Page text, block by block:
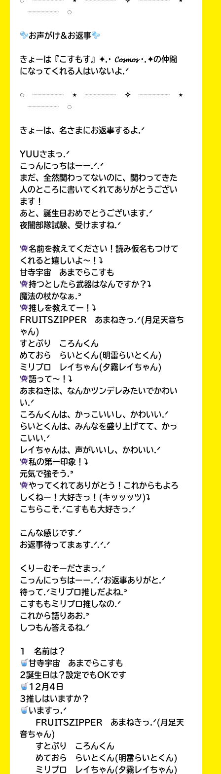
Loading
┈┈┈┈ ◌
お声がけ&お返事
きょーは『こすもす』✦.· 𝓒𝓸𝓼𝓶𝓸𝓼 ·.✦の仲間
になってくれる人はいないよ.ᐟ
◌ ┈┈┈┈ ⋆ ┈┈┈┈ ✧ ┈┈┈┈ ⋆
┈┈┈┈ ◌
きょーは、名さまにお返事するよ.ᐟ
YUUさまっ.ᐟ
こっんにっちはーー.ᐟ.ᐟ
まだ、全然関わってないのに、関わってきた
人のところに書いてくれてありがとうござい
ます！
あと、誕生日おめでとうございます.ᐟ
夜闇部隊試験、受けますね.ᐟ
名前を教えてください！読み仮名もつけて
くれると嬉しいよ〜！⤵︎
甘寺宇宙 あまでらこすも
持つとしたら武器はなんですか？⤵︎
魔法の杖かなぁ.ᐣ
推しを教えてー！⤵︎
FRUITSZIPPER あまねきっ.ᐟ(月足天音ち
ゃん)
すとぷり ころんくん
めておら らいとくん(明雷らいとくん)
ミリプロ レイちゃん(夕霧レイちゃん)
語って〜！⤵︎
あまねきは、なんかツンデレみたいでかわい
い.ᐟ
ころんくんは、かっこいいし、かわいい.ᐟ
らいとくんは、みんなを盛り上げてて、かっ
こいい.ᐟ
レイちゃんは、声がいいし、かわいい.ᐟ
私の第一印象！⤵︎
元気で強そう.ᐣ
やってくれてありがとう！これからもよろ
しくねー！大好きっ！(キッッッツ)⤵︎
こちらこそ.ᐟこすもも大好きっ.ᐟ
こんな感じです.ᐟ
お返事待ってまぁす.ᐟ.ᐟ.ᐟ
くりーむそーださまっ.ᐟ
こっんにっちはーー.ᐟ.ᐟお返事ありがと.ᐟ
待って.ᐟミリプロ推しだよね.ᐣ
こすももミリプロ推しなの.ᐟ
これから語りあお.ᐣ
しつもん答えるね.ᐟ
1 名前は？
甘寺宇宙 あまでらこすも
2誕生日は？設定でもOKです
12月4日
3推しはいますか？
いますっ.ᐟ
FRUITSZIPPER あまねきっ.ᐟ(月足天
音ちゃん)
すとぷり ころんくん
めておら らいとくん(明雷らいとくん)
ミリプロ レイちゃん(夕霧レイちゃん)
い
え
内
容
エ
が
の
う
認
し
み
ね